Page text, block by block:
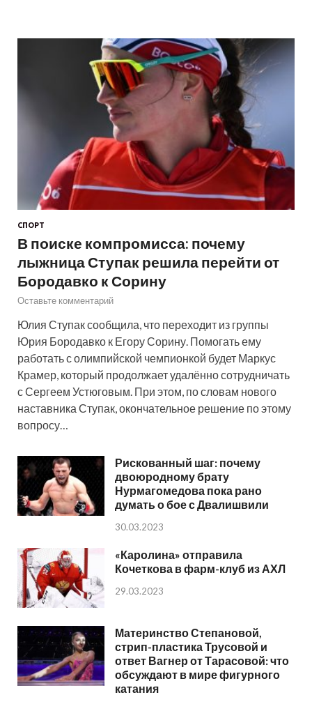
СПОРТ
В поиске компромисса: почему
лыжница Ступак решила перейти от
Бородавко к Сорину
Оставьте комментарий
Юлия Ступак сообщила, что переходит из группы
Юрия Бородавко к Егору Сорину. Помогать ему
работать с олимпийской чемпионкой будет Маркус
Крамер, который продолжает удалённо сотрудничать
с Сергеем Устюговым. При этом, по словам нового
наставника Ступак, окончательное решение по этому
вопросу…
Рискованный шаг: почему
двоюродному брату
Нурмагомедова пока рано
думать о бое с Двалишвили
30.03.2023
«Каролина» отправила
Кочеткова в фарм-клуб из АХЛ
29.03.2023
Материнство Степановой,
стрип-пластика Трусовой и
ответ Вагнер от Тарасовой: что
обсуждают в мире фигурного
катания